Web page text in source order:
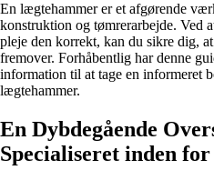
En lægtehammer er et afgørende
konstruktion og tømrerarbejde. Ved
pleje den korrekt, kan du sikre dig,
fremover. Forhåbentlig har denne
information til at tage en informeret
lægtehammer.
En Dybdegående
Specialiseret inden